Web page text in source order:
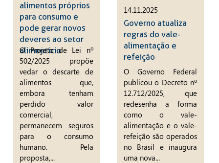
alimentos próprios
para consumo e
pode gerar novos
deveres ao setor
alimentício
O Projeto de Lei nº
502/2025 propõe
vedar o descarte de
alimentos que,
embora tenham
perdido valor
comercial,
permanecem seguros
para o consumo
humano. Pela
proposta,...
14.11.2025
Governo atualiza
regras do vale-
alimentação e
refeição
O Governo Federal
publicou o Decreto nº
12.712/2025, que
redesenha a forma
como o vale-
alimentação e o vale-
refeição são operados
no Brasil e inaugura
uma nova...